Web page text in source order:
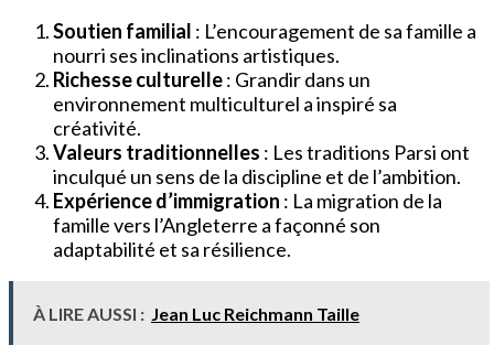
Soutien familial : L’encouragement de sa famille a
nourri ses inclinations artistiques.
Richesse culturelle: Grandir dans un
environnement multiculturel a inspiré sa
créativité.
Valeurs traditionnelles : Les traditions Parsi ont
inculqué un sens de la discipline et de l’ambition.
Expérience d’immigration : La migration de la
famille vers l’Angleterre a façonné son
adaptabilité et sa résilience.
À LIRE AUSSI : Jean Luc Reichmann Taille